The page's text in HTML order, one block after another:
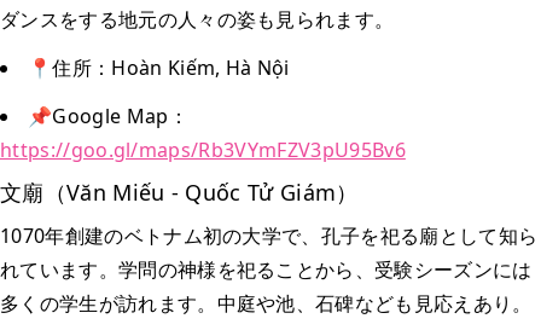
ダンスをする地元の人々の姿も見られます。
📍住所：Hoàn Kiếm, Hà Nội
📌Google Map：
https://goo.gl/maps/Rb3VYmFZV3pU95Bv6
文廟（Văn Miếu - Quốc Tử Giám）
1070年創建のベトナム初の大学で、孔子を祀る廟として知ら
れています。学問の神様を祀ることから、受験シーズンには
多くの学生が訪れます。中庭や池、石碑なども見応えあり。